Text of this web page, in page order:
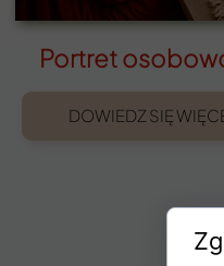
DOWIEDZ SIĘ
Portret